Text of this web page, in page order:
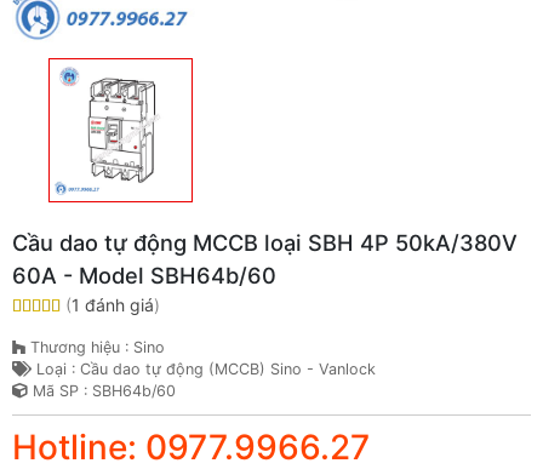
Cầu dao tự động MCCB loại SBH 4P 50kA/380V
60A - Model SBH64b/60
(1 đánh giá)
Thương hiệu : Sino
Loại : Cầu dao tự động (MCCB) Sino - Vanlock
Mã SP : SBH64b/60
Hotline: 0977.9966.27